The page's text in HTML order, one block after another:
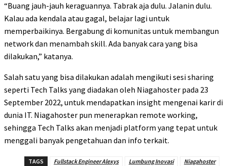
“Buang jauh-jauh keraguannya. Tabrak aja dulu. Jalanin dulu.
Kalau ada kendala atau gagal, belajar lagi untuk
memperbaikinya. Bergabung di komunitas untuk membangun
network dan menambah skill. Ada banyak cara yang bisa
dilakukan,” katanya.
Salah satu yang bisa dilakukan adalah mengikuti sesi sharing
seperti Tech Talks yang diadakan oleh Niagahoster pada 23
September 2022, untuk mendapatkan insight mengenai karir di
dunia IT. Niagahoster pun menerapkan remote working,
sehingga Tech Talks akan menjadi platform yang tepat untuk
menggali banyak pengetahuan dan info terkait.
TAGS Fullstack Engineer Alexys Lumbung Inovasi Niagahoster